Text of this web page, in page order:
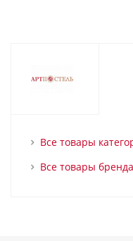
Все товары
Все товары